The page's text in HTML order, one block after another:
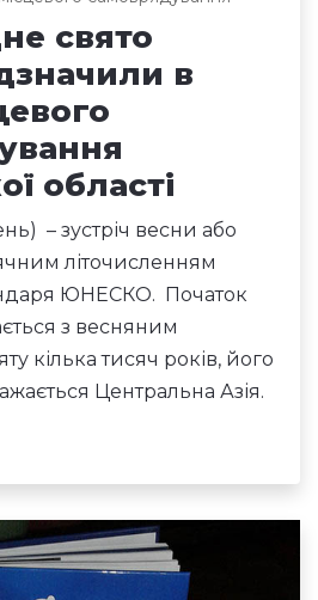
свято
в
області
– зустріч весни або
літочисленням
ЮНЕСКО. Початок
з весняним
кілька тисяч років, його
Центральна Азія.